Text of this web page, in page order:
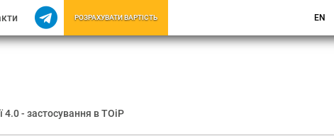
РОЗРАХУВАТИ ВАРТІСТЬ EN
4.0 - застосування в ТОіР